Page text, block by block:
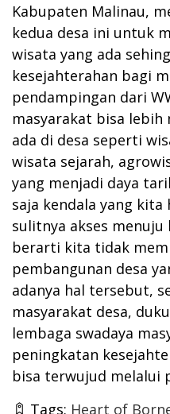
Kabupaten Malinau,
kedua desa ini untuk
wisata yang ada
kesejahterahan bagi
pendampingan dari
masyarakat bisa
ada di desa seperti
wisata sejarah,
yang menjadi daya
saja kendala yang
sulitnya akses menuju
berarti kita tidak
pembangunan desa
adanya hal tersebut,
masyarakat desa,
lembaga swadaya
peningkatan
bisa terwujud melalui
Tags: Heart of